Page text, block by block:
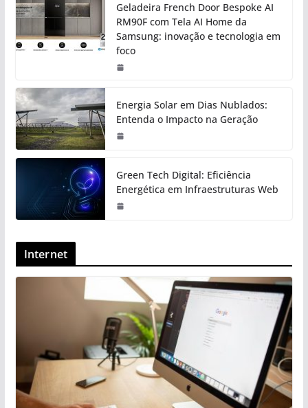
Geladeira French Door Bespoke AI
RM90F com Tela AI Home da
Samsung: inovação e tecnologia em
foco
Energia Solar em Dias Nublados:
Entenda o Impacto na Geração
Green Tech Digital: Eficiência
Energética em Infraestruturas Web
Internet